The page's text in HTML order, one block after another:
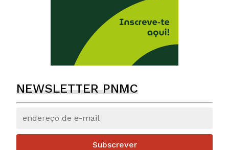
NEWSLETTER PNMC
Subscrever